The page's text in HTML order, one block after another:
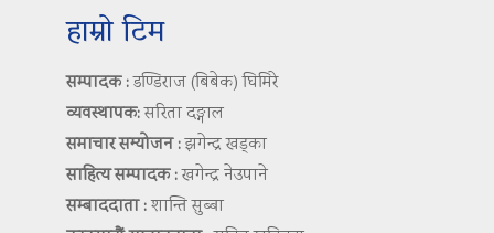
हाम्रो टिम
सम्पादक :डण्डिराज (बिबेक) घिमिरे
व्यवस्थापक:सरिता दङ्गाल
समाचार सम्योजन :झगेन्द्र खड्का
साहित्य सम्पादक :खगेन्द्र नेउपाने
सम्बाददाता :शान्ति सुब्बा